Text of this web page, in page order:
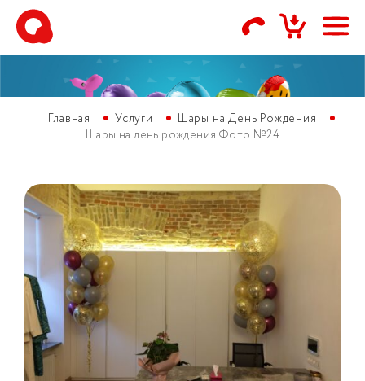
Главная Услуги
Шары на День Рождения
Шары на день рождения Фото №24